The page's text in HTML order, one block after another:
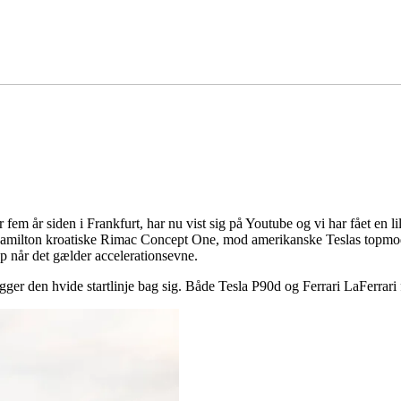
år siden i Frankfurt, har nu vist sig på Youtube og vi har fået en
kroatiske Rimac Concept One, mod amerikanske Teslas
når det gælder accelerationsevne.
den hvide startlinje bag sig. Både Tesla P90d og Ferrari